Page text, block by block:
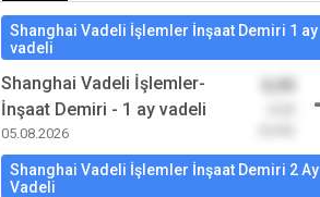
Shanghai Vadeli İşlemler İnşaat Demiri 1 ay
vadeli
Shanghai Vadeli İşlemler-
İnşaat Demiri - 1 ay vadeli
05.08.2026
Shanghai Vadeli İşlemler İnşaat Demiri 2 Ay
Vadeli